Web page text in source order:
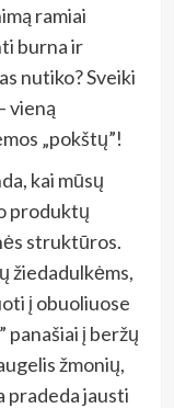
ramiai
burna ir
nutiko? Sveiki
vieną
„pokštų”!
kai mūsų
produktų
struktūros.
žiedadulkėms,
į obuoliuose
panašiai į beržų
žmonių,
pradeda jausti